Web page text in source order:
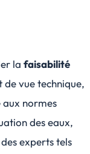
la faisabilité
de vue technique,
normes
des eaux,
experts tels